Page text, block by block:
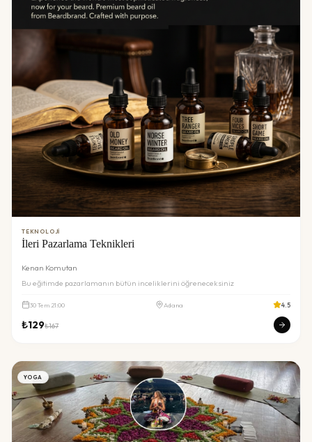
TEKNOLOJI
İleri Pazarlama Teknikleri
Kenan Komutan
Bu eğitimde pazarlamanın bütün inceliklerini öğreneceksiniz
30Tem 21:00 Adana 4.5
₺129₺167
YOGA